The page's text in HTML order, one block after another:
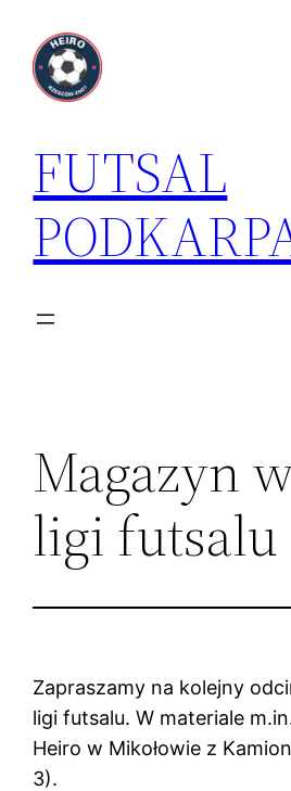
treści
FUTSAL
Magazyn
ligi futsalu
Zapraszamy na kolejny
ligi futsalu. W materiale
Heiro w Mikołowie z
3).